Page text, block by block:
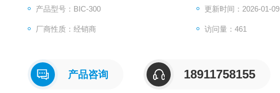
长和组织培养、植物栽培与育种、模式生物培养等。
产品型号：BIC-300 更新时间：2026-01-09
厂商性质：经销商 访问量：461
产品咨询 18911758155